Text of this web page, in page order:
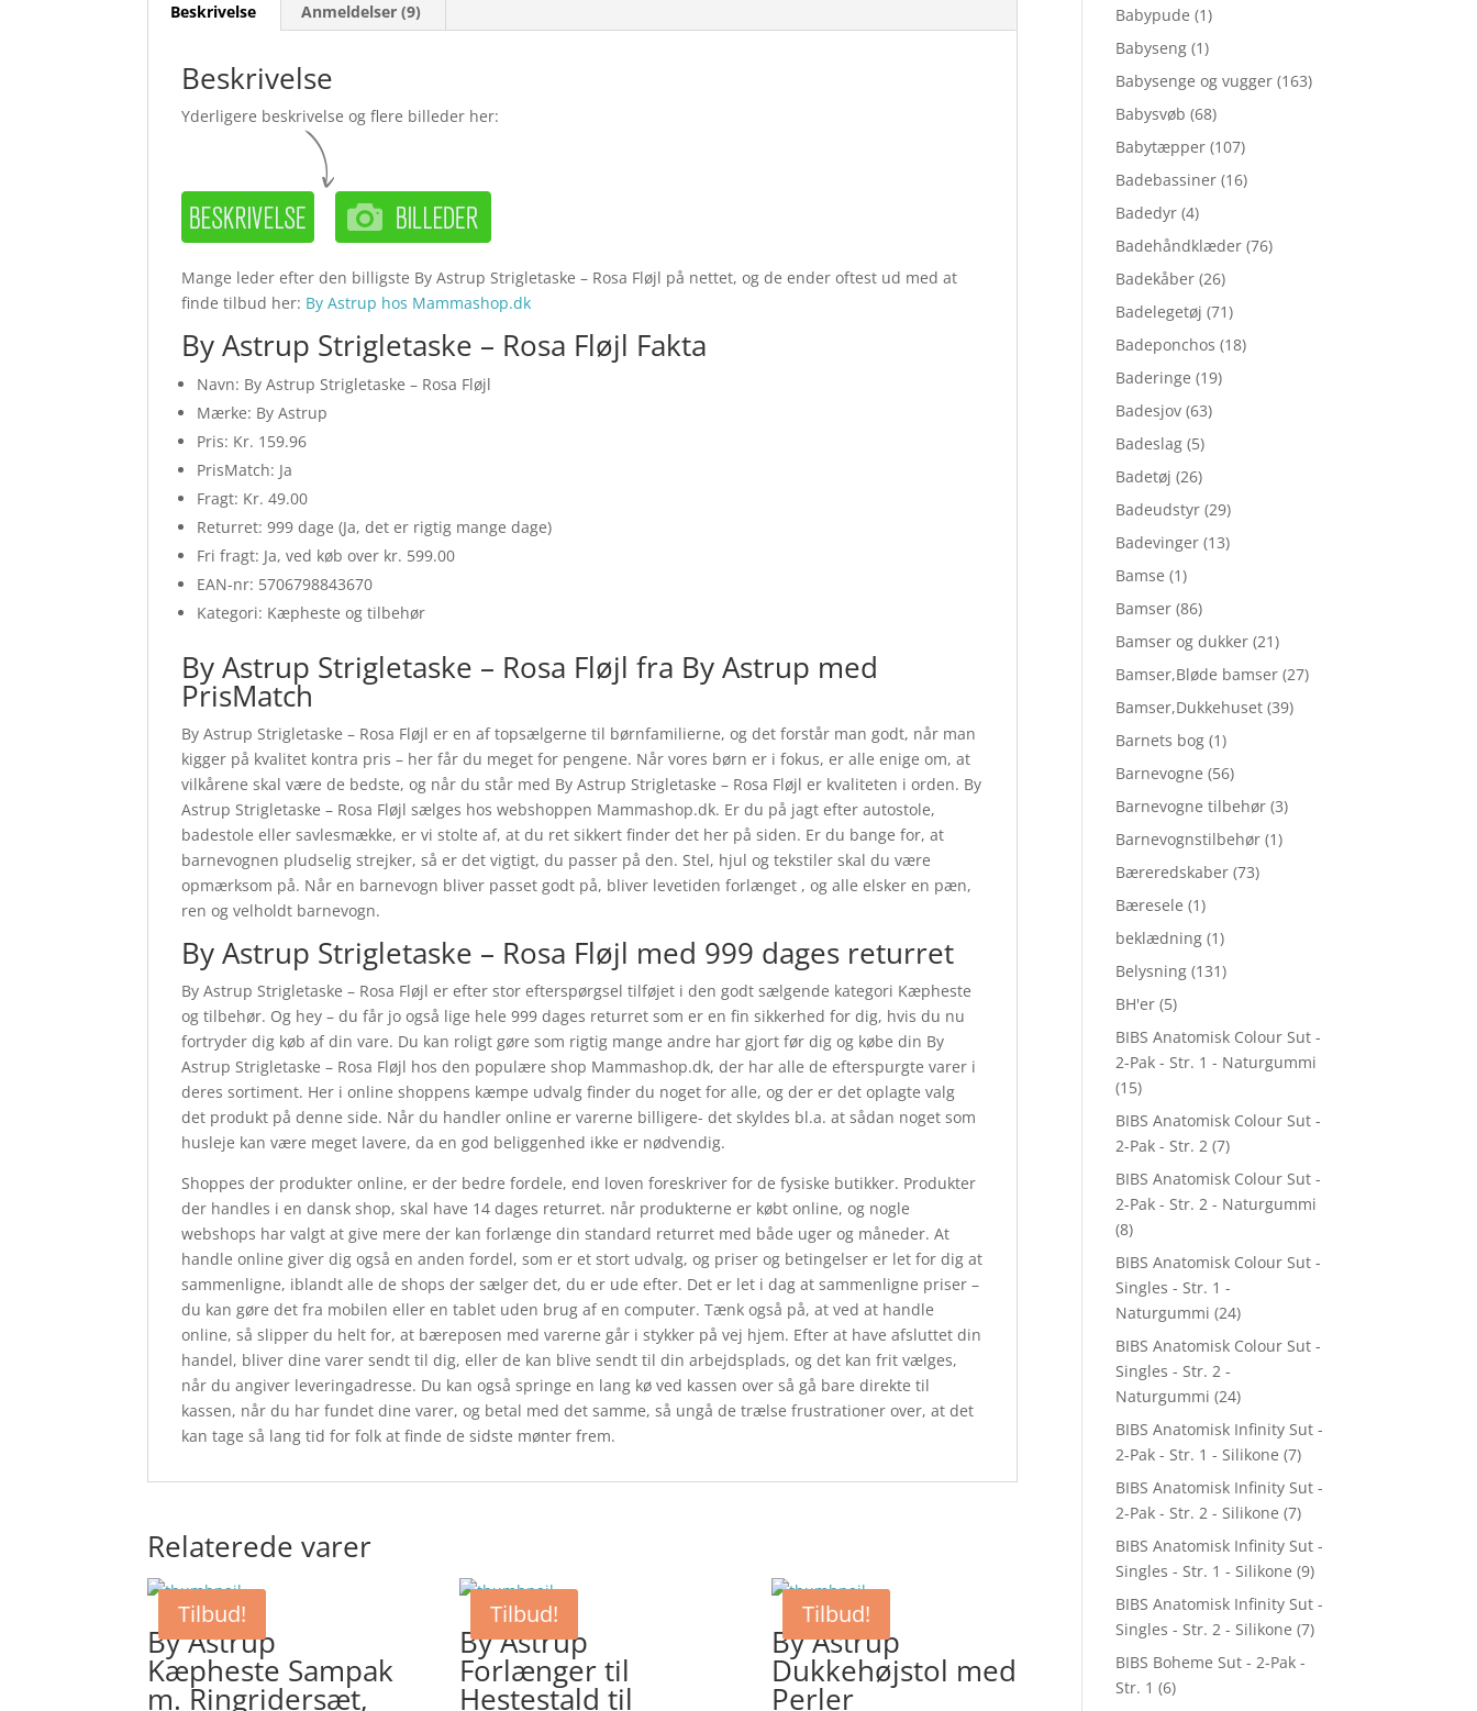
Beskrivelse Anmeldelser (9)
Beskrivelse
Yderligere beskrivelse og flere billeder her:
Mange leder efter den billigste By Astrup Strigletaske – Rosa Fløjl på nettet, og de ender oftest ud med at
finde tilbud her: By Astrup hos Mammashop.dk
By Astrup Strigletaske – Rosa Fløjl Fakta
Navn: By Astrup Strigletaske – Rosa Fløjl
Mærke: By Astrup
Pris: Kr. 159.96
PrisMatch: Ja
Fragt: Kr. 49.00
Returret: 999 dage (Ja, det er rigtig mange dage)
Fri fragt: Ja, ved køb over kr. 599.00
EAN-nr: 5706798843670
Kategori: Kæpheste og tilbehør
By Astrup Strigletaske – Rosa Fløjl fra By Astrup med
PrisMatch
By Astrup Strigletaske – Rosa Fløjl er en af topsælgerne til børnfamilierne, og det forstår man godt, når man
kigger på kvalitet kontra pris – her får du meget for pengene. Når vores børn er i fokus, er alle enige om, at
vilkårene skal være de bedste, og når du står med By Astrup Strigletaske – Rosa Fløjl er kvaliteten i orden. By
Astrup Strigletaske – Rosa Fløjl sælges hos webshoppen Mammashop.dk. Er du på jagt efter autostole,
badestole eller savlesmække, er vi stolte af, at du ret sikkert finder det her på siden. Er du bange for, at
barnevognen pludselig strejker, så er det vigtigt, du passer på den. Stel, hjul og tekstiler skal du være
opmærksom på. Når en barnevogn bliver passet godt på, bliver levetiden forlænget , og alle elsker en pæn,
ren og velholdt barnevogn.
By Astrup Strigletaske – Rosa Fløjl med 999 dages returret
By Astrup Strigletaske – Rosa Fløjl er efter stor efterspørgsel tilføjet i den godt sælgende kategori Kæpheste
og tilbehør. Og hey – du får jo også lige hele 999 dages returret som er en fin sikkerhed for dig, hvis du nu
fortryder dig køb af din vare. Du kan roligt gøre som rigtig mange andre har gjort før dig og købe din By
Astrup Strigletaske – Rosa Fløjl hos den populære shop Mammashop.dk, der har alle de efterspurgte varer i
deres sortiment. Her i online shoppens kæmpe udvalg finder du noget for alle, og der er det oplagte valg
det produkt på denne side. Når du handler online er varerne billigere- det skyldes bl.a. at sådan noget som
husleje kan være meget lavere, da en god beliggenhed ikke er nødvendig.
Shoppes der produkter online, er der bedre fordele, end loven foreskriver for de fysiske butikker. Produkter
der handles i en dansk shop, skal have 14 dages returret. når produkterne er købt online, og nogle
webshops har valgt at give mere der kan forlænge din standard returret med både uger og måneder. At
handle online giver dig også en anden fordel, som er et stort udvalg, og priser og betingelser er let for dig at
sammenligne, iblandt alle de shops der sælger det, du er ude efter. Det er let i dag at sammenligne priser –
du kan gøre det fra mobilen eller en tablet uden brug af en computer. Tænk også på, at ved at handle
online, så slipper du helt for, at bæreposen med varerne går i stykker på vej hjem. Efter at have afsluttet din
handel, bliver dine varer sendt til dig, eller de kan blive sendt til din arbejdsplads, og det kan frit vælges,
når du angiver leveringadresse. Du kan også springe en lang kø ved kassen over så gå bare direkte til
kassen, når du har fundet dine varer, og betal med det samme, så ungå de trælse frustrationer over, at det
kan tage så lang tid for folk at finde de sidste mønter frem.
Relaterede varer
Tilbud!
By Astrup
Kæpheste Sampak
m. Ringridersæt,
Tilbud!
By Astrup
Forlænger til
Hestestald til
Tilbud!
By Astrup
Dukkehøjstol med
Perler
Babypude (1)
Babyseng (1)
Babysenge og vugger (163)
Babysvøb (68)
Babytæpper (107)
Badebassiner (16)
Badedyr (4)
Badehåndklæder (76)
Badekåber (26)
Badelegetøj (71)
Badeponchos (18)
Baderinge (19)
Badesjov (63)
Badeslag (5)
Badetøj (26)
Badeudstyr (29)
Badevinger (13)
Bamse (1)
Bamser (86)
Bamser og dukker (21)
Bamser,Bløde bamser (27)
Bamser,Dukkehuset (39)
Barnets bog (1)
Barnevogne (56)
Barnevogne tilbehør (3)
Barnevognstilbehør (1)
Bæreredskaber (73)
Bæresele (1)
beklædning (1)
Belysning (131)
BH'er (5)
BIBS Anatomisk Colour Sut -
2-Pak - Str. 1 - Naturgummi
(15)
BIBS Anatomisk Colour Sut -
2-Pak - Str. 2 (7)
BIBS Anatomisk Colour Sut -
2-Pak - Str. 2 - Naturgummi
(8)
BIBS Anatomisk Colour Sut -
Singles - Str. 1 -
Naturgummi (24)
BIBS Anatomisk Colour Sut -
Singles - Str. 2 -
Naturgummi (24)
BIBS Anatomisk Infinity Sut -
2-Pak - Str. 1 - Silikone (7)
BIBS Anatomisk Infinity Sut -
2-Pak - Str. 2 - Silikone (7)
BIBS Anatomisk Infinity Sut -
Singles - Str. 1 - Silikone (9)
BIBS Anatomisk Infinity Sut -
Singles - Str. 2 - Silikone (7)
BIBS Boheme Sut - 2-Pak -
Str. 1 (6)